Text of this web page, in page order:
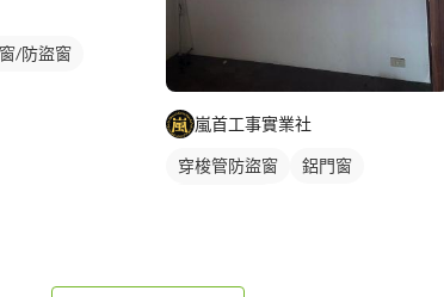
/防盜窗
嵐首工事實業社
穿梭管防盜窗
鋁門窗